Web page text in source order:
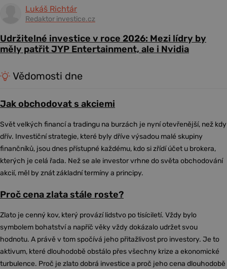
Lukáš Richtár
Redaktor investice.cz
Udržitelné investice v roce 2026: Mezi lídry by
měly patřit JYP Entertainment, ale i Nvidia
Vědomosti dne
Jak obchodovat s akciemi
Svět velkých financí a tradingu na burzách je nyní otevřenější, než kdy
dřív. Investiční strategie, které byly dříve výsadou malé skupiny
finančníků, jsou dnes přístupné každému, kdo si zřídí účet u brokera,
kterých je celá řada. Než se ale investor vrhne do světa obchodování
akcií, měl by znát základní termíny a principy.
Proč cena zlata stále roste?
Zlato je cenný kov, který provází lidstvo po tisíciletí. Vždy bylo
symbolem bohatství a napříč věky vždy dokázalo udržet svou
hodnotu. A právě v tom spočívá jeho přitažlivost pro investory. Je to
aktivum, které dlouhodobě obstálo přes všechny krize a ekonomické
turbulence. Proč je zlato dobrá investice a proč jeho cena dlouhodobě